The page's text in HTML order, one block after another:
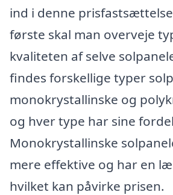
ind i denne
første skal man overveje
kvaliteten af selve
findes forskellige typer
monokrystallinske og
og hver type har sine
Monokrystallinske
mere effektive og har en
hvilket kan påvirke prisen.